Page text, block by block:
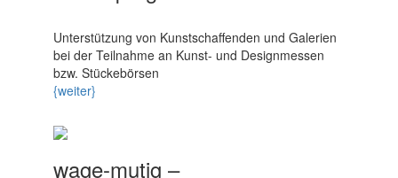
Unterstützung von Kunstschaffenden und Galerien
bei der Teilnahme an Kunst- und Designmessen
bzw. Stückebörsen
{weiter}
wage-mutig –